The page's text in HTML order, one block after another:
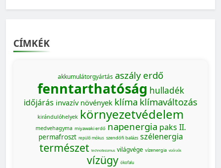
CÍMKÉK
akkumulátorgyártás aszály erdő
fenntarthatóság hulladék
időjárás invazív növények klíma klímaváltozás
kirándulóhelyek környezetvédelem
medvehagyma miyawaki erdő napenergia paks II.
permafroszt repülő mókus szendőfi balázs szélenergia
természet technofasizmus világvége vízenergia vízőrzők
vízügy ökofalu